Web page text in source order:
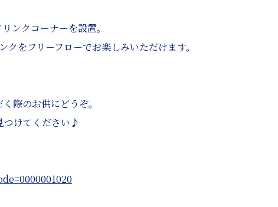
ンクコーナーを設置。
をフリーフローでお楽しみいただけます。
際のお供にどうぞ。
つけてください♪